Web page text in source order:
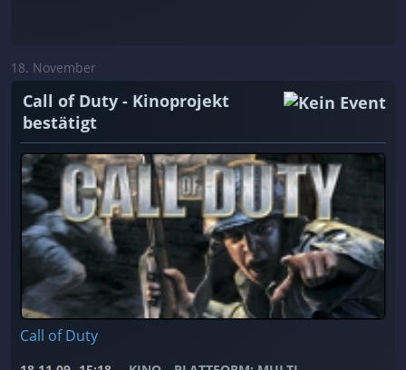
18. November
Call of Duty - Kinoprojekt
bestätigt
Call of Duty